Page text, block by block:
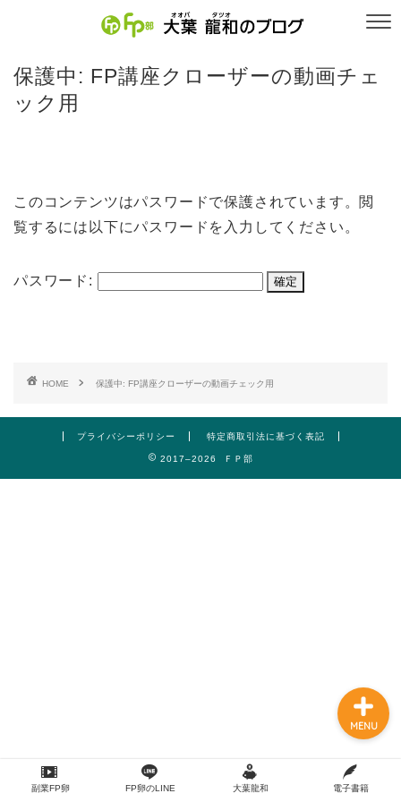
保護中: FP講座クローザーの動画チェ
ック用
このコンテンツはパスワードで保護されています。閲
覧するには以下にパスワードを入力してください。
パスワード:
HOME 保護中: FP講座クローザーの動画チェック用
プライバシーポリシー 特定商取引法に基づく表記
2017–2026 ＦＰ部
副業FP卵 FP卵のLINE 大葉龍和 電子書籍
MENU